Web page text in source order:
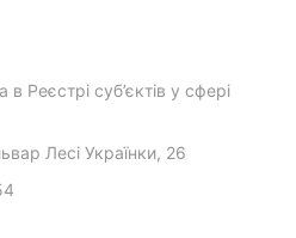
Реєстрі суб’єктів у сфері
Лесі Українки, 26